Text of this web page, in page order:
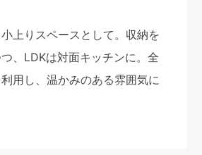
上りスペースとして。収納を
、LDKは対面キッチンに。全
用し、温かみのある雰囲気に